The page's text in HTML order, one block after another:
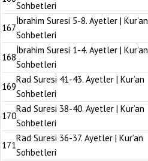
Sohbetleri
167
İbrahim Suresi 5-8. Ayetler | Kur’an
Sohbetleri
168
İbrahim Suresi 1-4. Ayetler | Kur’an
Sohbetleri
169
Rad Suresi 41-43. Ayetler | Kur’an
Sohbetleri
170
Rad Suresi 38-40. Ayetler | Kur’an
Sohbetleri
171
Rad Suresi 36-37. Ayetler | Kur’an
Sohbetleri